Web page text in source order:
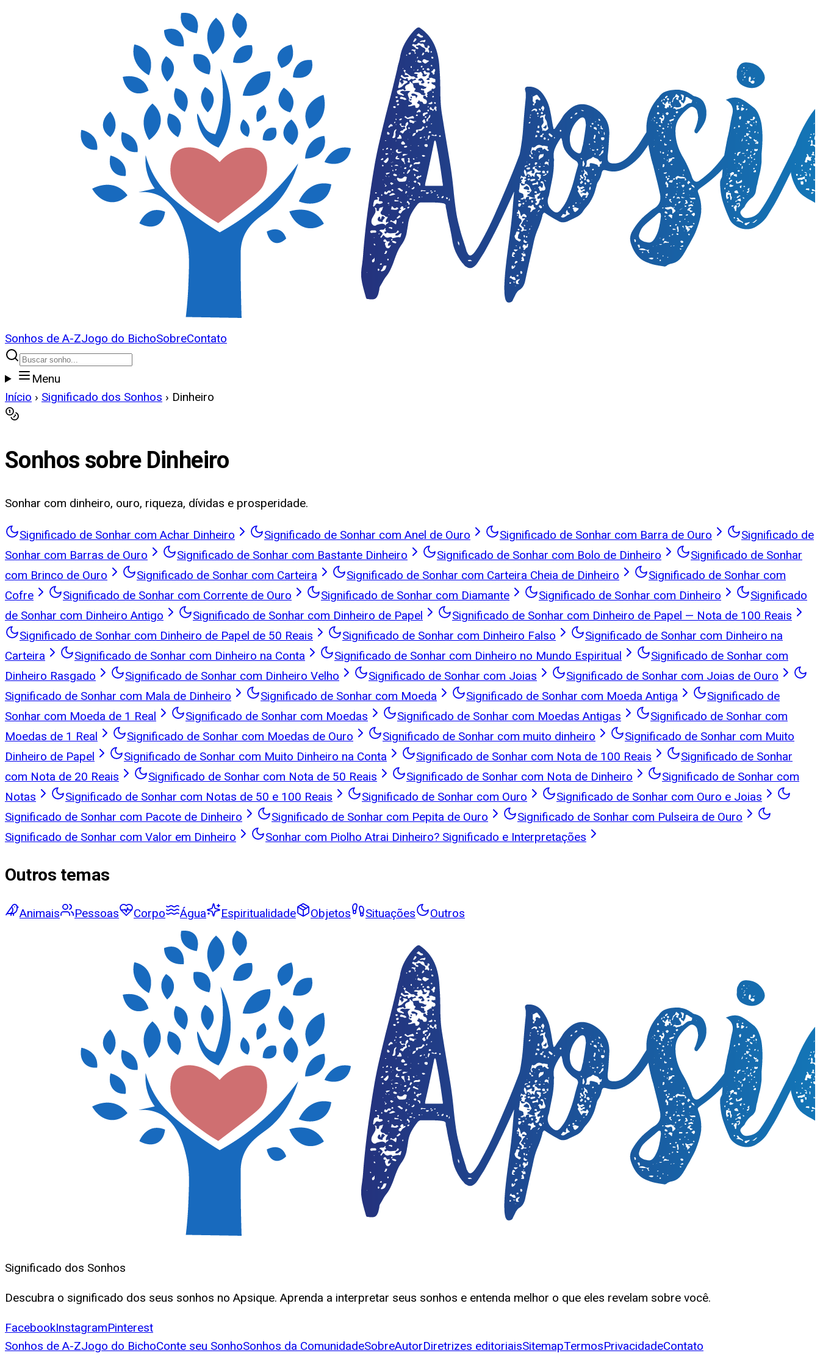
Sonhos de A-ZJogo do BichoSobreContato
Menu
Início › Significado dos Sonhos › Dinheiro
Sonhos sobre Dinheiro
Sonhar com dinheiro, ouro, riqueza, dívidas e prosperidade.
Significado de Sonhar com Achar Dinheiro Significado de Sonhar com Anel de Ouro Significado de Sonhar com Barra de Ouro
Significado de
Sonhar com Barras de Ouro
Significado de Sonhar com Bastante Dinheiro Significado de Sonhar com Bolo de Dinheiro
Significado de Sonhar
com Brinco de Ouro
Significado de Sonhar com Carteira Significado de Sonhar com Carteira Cheia de Dinheiro
Significado de Sonhar com
Cofre
Significado de Sonhar com Corrente de Ouro Significado de Sonhar com Diamante Significado de Sonhar com Dinheiro
Significado
de Sonhar com Dinheiro Antigo
Significado de Sonhar com Dinheiro de Papel
Significado de Sonhar com Dinheiro de Papel — Nota de 100 Reais
Significado de Sonhar com Dinheiro de Papel de 50 Reais
Significado de Sonhar com Dinheiro Falso
Significado de Sonhar com Dinheiro na
Carteira
Significado de Sonhar com Dinheiro na Conta Significado de Sonhar com Dinheiro no Mundo Espiritual
Significado de Sonhar com
Dinheiro Rasgado
Significado de Sonhar com Dinheiro Velho Significado de Sonhar com Joias
Significado de Sonhar com Joias de Ouro
Significado de Sonhar com Mala de Dinheiro
Significado de Sonhar com Moeda Significado de Sonhar com Moeda Antiga
Significado de
Sonhar com Moeda de 1 Real
Significado de Sonhar com Moedas Significado de Sonhar com Moedas Antigas
Significado de Sonhar com
Moedas de 1 Real
Significado de Sonhar com Moedas de Ouro Significado de Sonhar com muito dinheiro
Significado de Sonhar com Muito
Dinheiro de Papel
Significado de Sonhar com Muito Dinheiro na Conta Significado de Sonhar com Nota de 100 Reais
Significado de Sonhar
com Nota de 20 Reais
Significado de Sonhar com Nota de 50 Reais Significado de Sonhar com Nota de Dinheiro
Significado de Sonhar com
Notas
Significado de Sonhar com Notas de 50 e 100 Reais Significado de Sonhar com Ouro
Significado de Sonhar com Ouro e Joias
Significado de Sonhar com Pacote de Dinheiro
Significado de Sonhar com Pepita de Ouro
Significado de Sonhar com Pulseira de Ouro
Significado de Sonhar com Valor em Dinheiro
Sonhar com Piolho Atrai Dinheiro? Significado e Interpretações
Outros temas
Animais Pessoas Corpo Água Espiritualidade Objetos Situações Outros
Significado dos Sonhos
Descubra o significado dos seus sonhos no Apsique. Aprenda a interpretar seus sonhos e entenda melhor o que eles revelam sobre você.
FacebookInstagramPinterest
Sonhos de A-ZJogo do BichoConte seu SonhoSonhos da ComunidadeSobreAutorDiretrizes editoriaisSitemapTermosPrivacidadeContato